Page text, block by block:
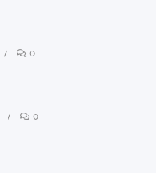
0
0